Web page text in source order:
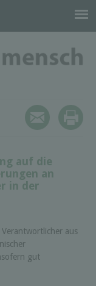
auf die
an
in der
aus
gut